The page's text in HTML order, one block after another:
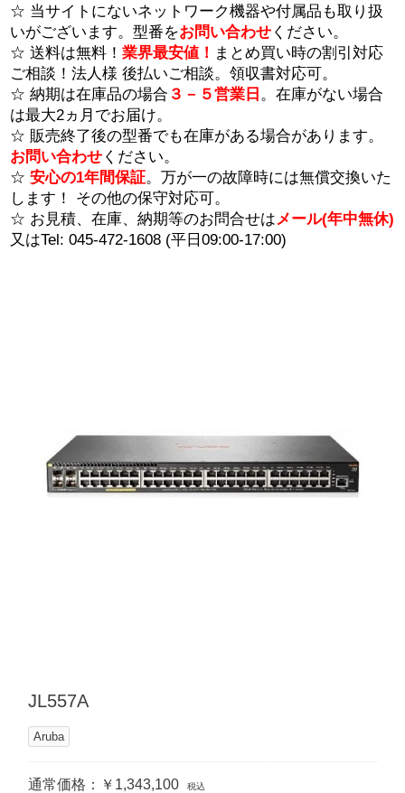
☆ 当サイトにないネットワーク機器や付属品も取り扱
いがございます。型番をお問い合わせください。
☆ 送料は無料！ 業界最安値！ まとめ買い時の割引対応
ご相談！法人様 後払いご相談。領収書対応可。
☆ 納期は在庫品の場合 ３－５営業日 。在庫がない場合
は最大2ヵ月でお届け。
☆ 販売終了後の型番でも在庫がある場合があります。
お問い合わせください。
☆ 安心の1年間保証。万が一の故障時には無償交換いた
します！ その他の保守対応可。
☆ お見積、在庫、納期等のお問合せはメール(年中無休)
又はTel: 045-472-1608 (平日09:00-17:00)
JL557A
Aruba
通常価格：￥1,343,100 税込